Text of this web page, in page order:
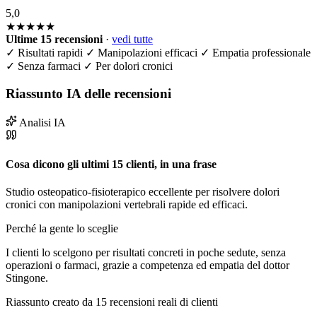
5,0
★★★★★
Ultime 15 recensioni · vedi tutte
✓ Risultati rapidi ✓ Manipolazioni efficaci ✓ Empatia professionale
✓ Senza farmaci ✓ Per dolori cronici
Riassunto IA delle recensioni
Analisi IA
Cosa dicono gli ultimi 15 clienti, in una frase
Studio osteopatico-fisioterapico eccellente per risolvere dolori
cronici con manipolazioni vertebrali rapide ed efficaci.
Perché la gente lo sceglie
I clienti lo scelgono per risultati concreti in poche sedute, senza
operazioni o farmaci, grazie a competenza ed empatia del dottor
Stingone.
Riassunto creato da 15 recensioni reali di clienti